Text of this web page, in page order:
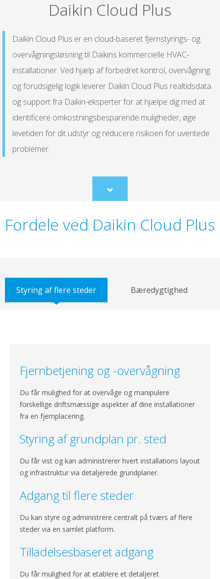
Daikin Cloud Plus
Daikin Cloud Plus er en cloud-baseret fjernstyrings- og
overvågningsløsning til Daikins kommercielle HVAC-
installationer. Ved hjælp af forbedret kontrol, overvågning
og forudsigelig logik leverer Daikin Cloud Plus realtidsdata
og support fra Daikin-eksperter for at hjælpe dig med at
identificere omkostningsbesparende muligheder, øge
levetiden for dit udstyr og reducere risikoen for uventede
problemer.
Scroll
to
Fordele ved Daikin Cloud Plus
Styring af flere steder Bæredygtighed
Fjernbetjening og -overvågning
Du får mulighed for at overvåge og manipulere
forskellige driftsmæssige aspekter af dine installationer
fra en fjernplacering.
Styring af grundplan pr. sted
Du får vist og kan administrerer hvert installations layout
og infrastruktur via detaljerede grundplaner.
Adgang til flere steder
Du kan styre og administrere centralt på tværs af flere
steder via en samlet platform.
Tilladelsesbaseret adgang
Du får mulighed for at etablere et detaljeret